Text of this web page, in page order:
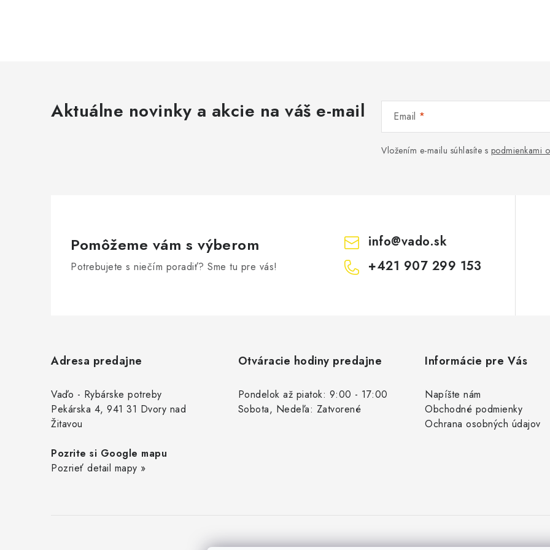
Aktuálne novinky a akcie na váš e-mail Email
Vložením e-mailu súhlasíte s podmienkami
Pomôžeme vám s výberom
Potrebujete s niečím poradiť? Sme tu pre vás!
info@vado.sk
+421 907 299 153
Adresa predajne
Vaďo - Rybárske potreby
Pekárska 4, 941 31 Dvory nad
Žitavou
Pozrite si Google mapu
Pozrieť detail mapy »
Otváracie hodiny predajne
Pondelok až piatok: 9:00 - 17:00
Sobota, Nedeľa: Zatvorené
Informácie pre Vás
Napíšte nám
Obchodné podmienky
Ochrana osobných údajov